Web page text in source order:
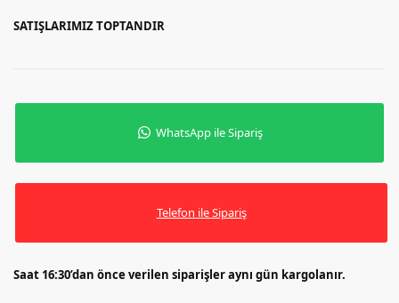
SATIŞLARIMIZ TOPTANDIR
WhatsApp ile Sipariş
Telefon ile Sipariş
Saat 16:30’dan önce verilen siparişler aynı gün kargolanır.